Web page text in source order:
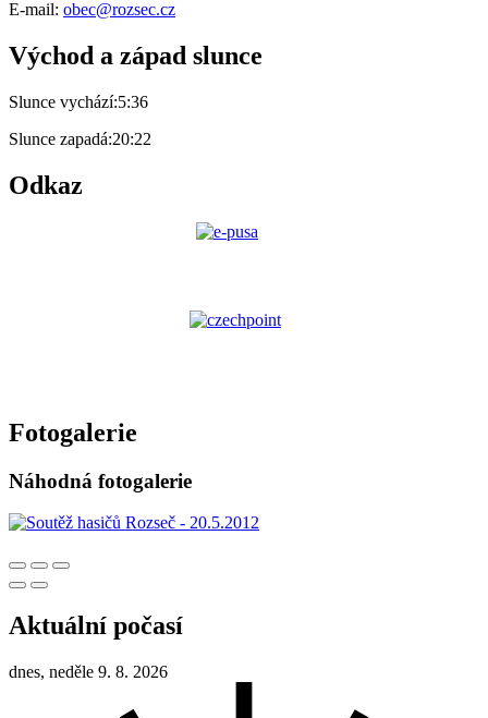
E-mail: obec@rozsec.cz
Východ a západ slunce
Slunce vychází:5:36
Slunce zapadá:20:22
Odkaz
Fotogalerie
Náhodná fotogalerie
Aktuální počasí
dnes, neděle 9. 8. 2026